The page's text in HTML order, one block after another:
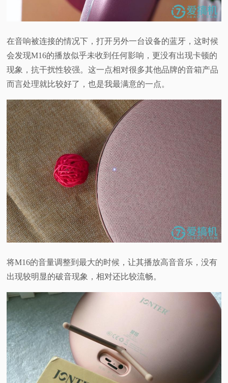
在音响被连接的情况下，打开另外一台设备的蓝牙，这时候
会发现M16的播放似乎未收到任何影响，更没有出现卡顿的
现象，抗干扰性较强。这一点相对很多其他品牌的音箱产品
而言处理就比较好了，也是我最满意的一点。
将M16的音量调整到最大的时候，让其播放高音音乐，没有
出现较明显的破音现象，相对还比较流畅。